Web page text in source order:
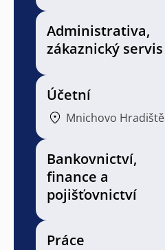
Administrativa,
zákaznický servis
Účetní
Mnichovo Hradiště
Bankovnictví,
finance a
pojišťovnictví
Práce